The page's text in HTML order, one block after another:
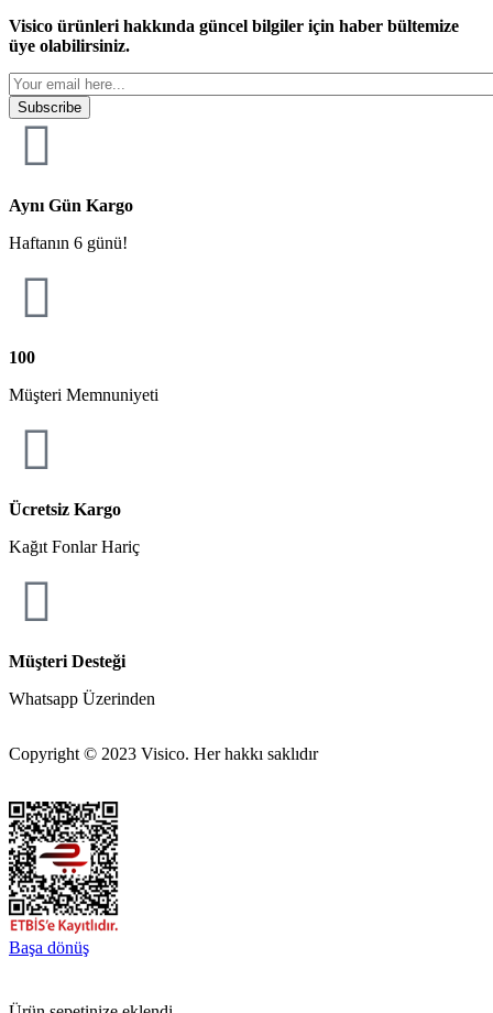
Visico ürünleri hakkında güncel bilgiler için haber bültemize
üye olabilirsiniz.
Subscribe
Aynı Gün Kargo
Haftanın 6 günü!
100
Müşteri Memnuniyeti
Ücretsiz Kargo
Kağıt Fonlar Hariç
Müşteri Desteği
Whatsapp Üzerinden
Copyright © 2023 Visico. Her hakkı saklıdır
Başa dönüş